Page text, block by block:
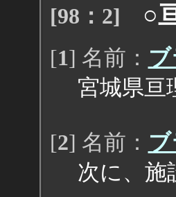
[98：2] ○
[1] 名前：
宮城県亘
[2] 名前：
次に、施